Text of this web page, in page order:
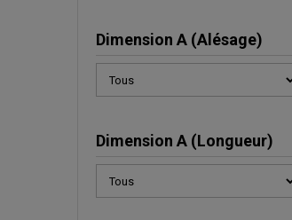
Dimension A (Alésage)
Dimension A (Longueur)